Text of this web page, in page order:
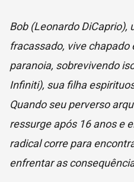
Bob (Leonardo DiCaprio),
fracassado, vive chapado
paranoia, sobrevivendo
Infiniti), sua filha
Quando seu perverso
ressurge após 16 anos e
radical corre para
enfrentar as